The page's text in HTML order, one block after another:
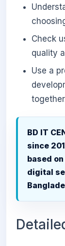
Check
quality
Use a
BD IT
since
based
digital